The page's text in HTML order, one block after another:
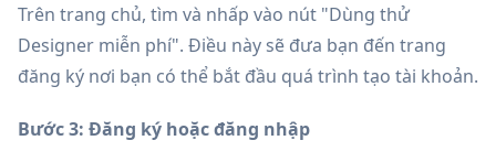
Trên trang chủ, tìm và nhấp vào nút "Dùng thử
Designer miễn phí". Điều này sẽ đưa bạn đến trang
đăng ký nơi bạn có thể bắt đầu quá trình tạo tài khoản.
Bước 3: Đăng ký hoặc đăng nhập